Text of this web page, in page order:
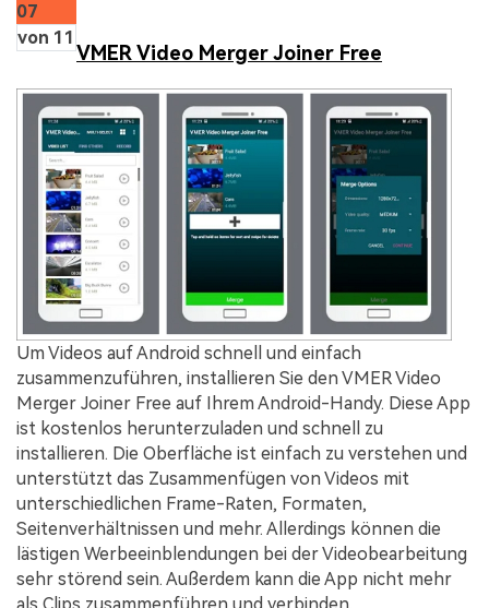
07
von 11
VMER Video Merger Joiner Free
Um Videos auf Android schnell und einfach
zusammenzuführen, installieren Sie den VMER Video
Merger Joiner Free auf Ihrem Android-Handy. Diese App
ist kostenlos herunterzuladen und schnell zu
installieren. Die Oberfläche ist einfach zu verstehen und
unterstützt das Zusammenfügen von Videos mit
unterschiedlichen Frame-Raten, Formaten,
Seitenverhältnissen und mehr. Allerdings können die
lästigen Werbeeinblendungen bei der Videobearbeitung
sehr störend sein. Außerdem kann die App nicht mehr